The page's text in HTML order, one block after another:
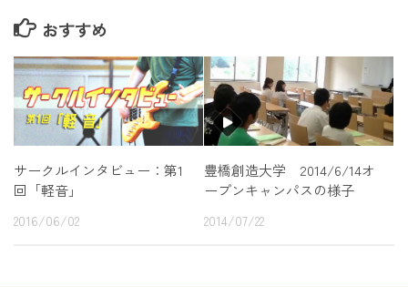
おすすめ
サークルインタビュー：第1
回「軽音」
2016/06/02
豊橋創造大学 2014/6/14オ
ープンキャンパスの様子
2014/07/22